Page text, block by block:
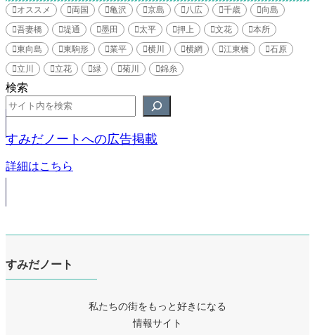
オススメ 両国 亀沢 京島 八広 千歳
向島
吾妻橋
堤通 墨田 太平 押上 文花
本所
東向島
東駒形 業平 横川 横網 江東橋
石原
立川
立花 緑 菊川 錦糸
検索
すみだノートへの広告掲載
詳細はこちら
すみだノート
私たちの街をもっと好きになる
情報サイト